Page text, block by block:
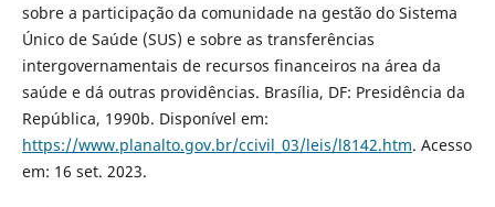
sobre a participação da comunidade na gestão do Sistema
Único de Saúde (SUS) e sobre as transferências
intergovernamentais de recursos financeiros na área da
saúde e dá outras providências. Brasília, DF: Presidência da
República, 1990b. Disponível em:
https://www.planalto.gov.br/ccivil_03/leis/l8142.htm. Acesso
em: 16 set. 2023.